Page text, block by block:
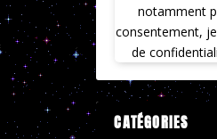
notamment
consentement,
de
CATÉGORIES